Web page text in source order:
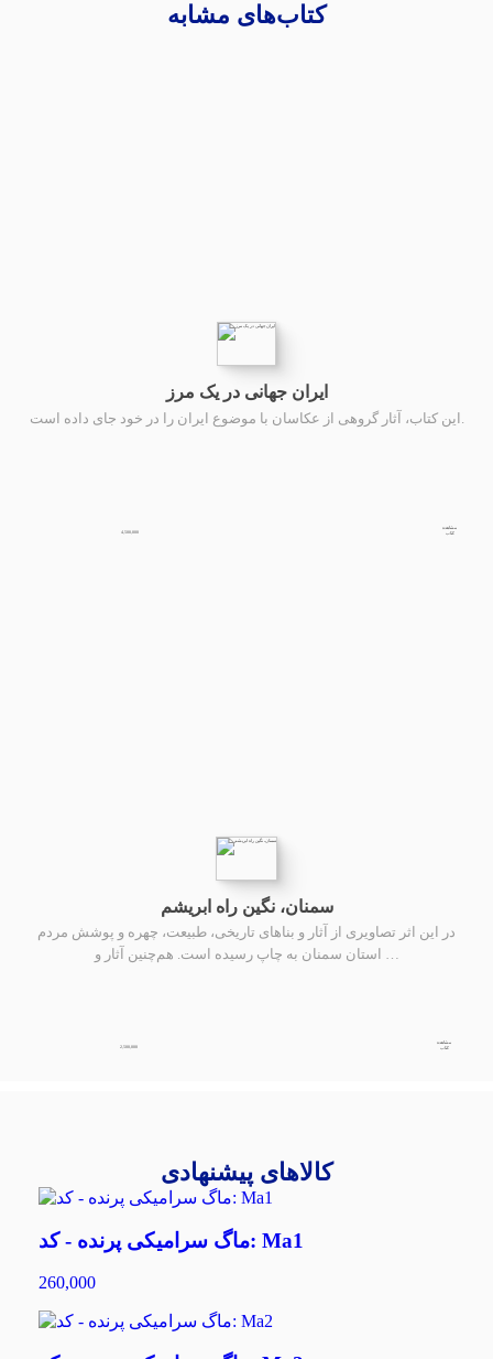
کتاب‌های مشابه
ایران جهانی در یک مرز
4,500,000
مشاهده
کتاب
سمنان، نگین راه ابریشم
در این اثر تصاویری از آثار و بناهای تاریخی، طبیعت، چهره و پوشش مردم
استان سمنان به چاپ رسیده است. هم‌چنین آثار و …
2,500,000
مشاهده
کتاب
کالاهای پیشنهادی
ماگ سرامیکی پرنده - کد: Ma1
260,000